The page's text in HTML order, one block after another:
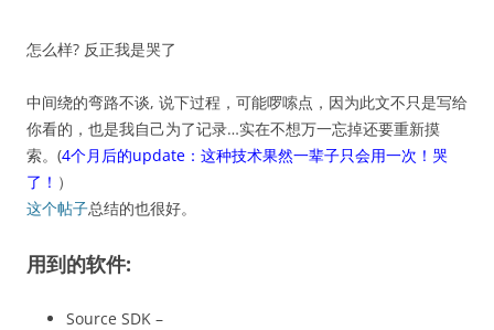
怎么样? 反正我是哭了
中间绕的弯路不谈, 说下过程，可能啰嗦点，因为此文不只是写给
你看的，也是我自己为了记录…实在不想万一忘掉还要重新摸
索。(4个月后的update：这种技术果然一辈子只会用一次！哭
了！ ）
这个帖子总结的也很好。
用到的软件:
Source SDK –